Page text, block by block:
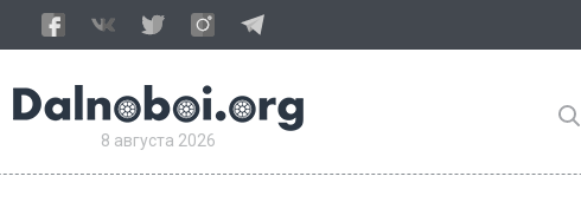
8 августа 2026